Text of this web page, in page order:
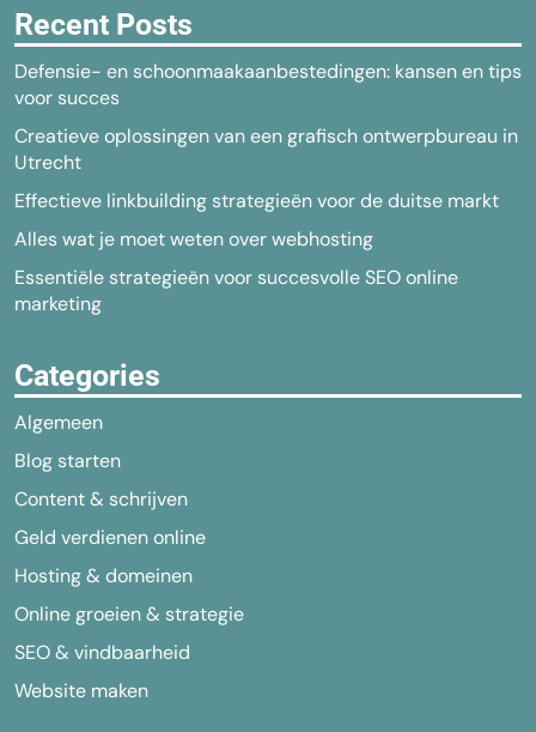
Recent Posts
Defensie- en schoonmaakaanbestedingen: kansen en tips
voor succes
Creatieve oplossingen van een grafisch ontwerpbureau in
Utrecht
Effectieve linkbuilding strategieën voor de duitse markt
Alles wat je moet weten over webhosting
Essentiële strategieën voor succesvolle SEO online
marketing
Categories
Algemeen
Blog starten
Content & schrijven
Geld verdienen online
Hosting & domeinen
Online groeien & strategie
SEO & vindbaarheid
Website maken